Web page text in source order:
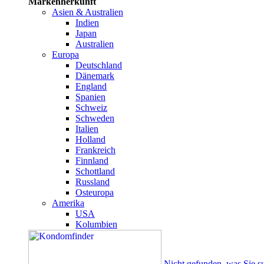
Asien & Australien
Indien
Japan
Australien
Europa
Deutschland
Dänemark
England
Spanien
Schweiz
Schweden
Italien
Holland
Frankreich
Finnland
Schottland
Russland
Osteuropa
Amerika
USA
Kolumbien